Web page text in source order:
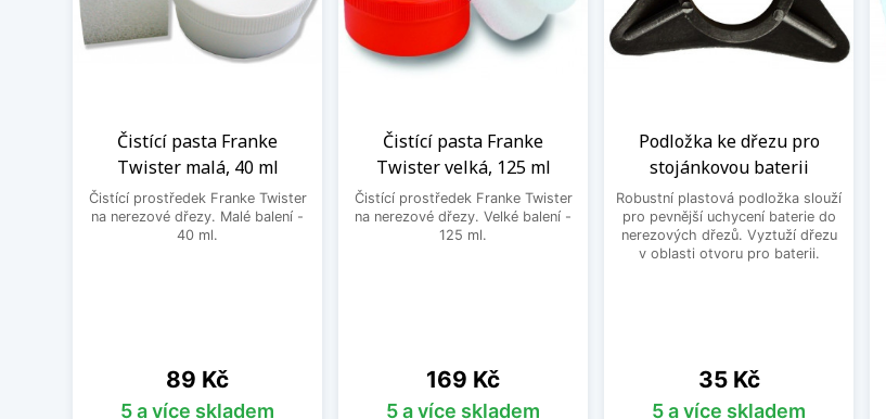
Čistící pasta Franke
Twister malá, 40 ml
Čistící prostředek Franke Twister
na nerezové dřezy. Malé balení -
40 ml.
Cena
89 Kč
5 a více skladem
Čistící pasta Franke
Twister velká, 125 ml
Čistící prostředek Franke Twister
na nerezové dřezy. Velké balení -
125 ml.
Cena
169 Kč
5 a více skladem
Podložka ke dřezu pro
stojánkovou baterii
Robustní plastová podložka slouží
pro pevnější uchycení baterie do
nerezových dřezů. Vyztuží dřezu
v oblasti otvoru pro baterii.
Cena
35 Kč
5 a více skladem